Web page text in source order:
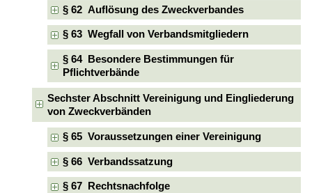
§ 62 Auflösung des Zweckverbandes
§ 63 Wegfall von Verbandsmitgliedern
§ 64 Besondere Bestimmungen für
Pflichtverbände
Sechster Abschnitt Vereinigung und Eingliederung
von Zweckverbänden
§ 65 Voraussetzungen einer Vereinigung
§ 66 Verbandssatzung
§ 67 Rechtsnachfolge